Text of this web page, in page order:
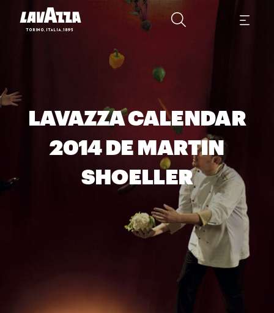
LAVAZZA CALENDAR
2014 DE MARTIN
SHOELLER